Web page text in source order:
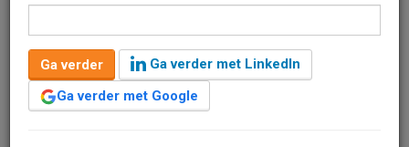
De zorgaanbieder Topzorggroep heeft een
huurovereenkomst getekend met ComfortZone
Offices voor kantoorruimte in gebouw Double-U in
Ga verder
Ga verder met LinkedIn
Ga verder met Google